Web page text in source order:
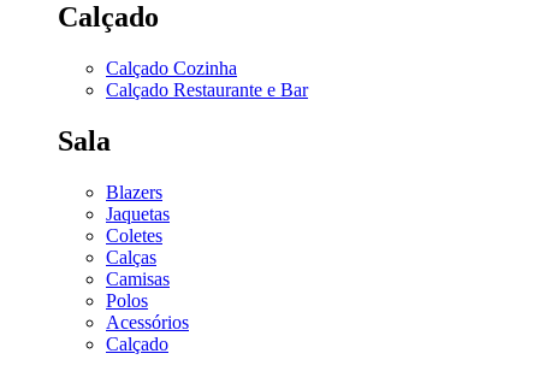
Calçado
Calçado Cozinha
Calçado Restaurante e Bar
Sala
Blazers
Jaquetas
Coletes
Calças
Camisas
Polos
Acessórios
Calçado